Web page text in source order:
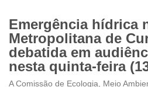
Emergência hídrica
Metropolitana de
debatida em
nesta quinta-feira
A Comissão de Ecologia, Meio